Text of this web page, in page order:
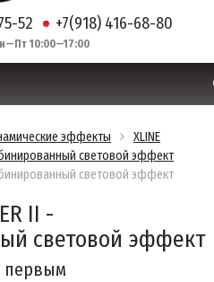
52 +7(918) 416-68-80
10:00—17:00
эффекты
XLINE
световой эффект
световой эффект
II -
световой эффект
первым